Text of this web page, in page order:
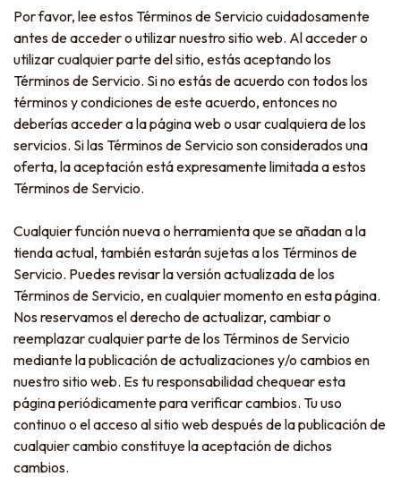
Por favor, lee estos Términos de Servicio cuidadosamente
antes de acceder o utilizar nuestro sitio web. Al acceder o
utilizar cualquier parte del sitio, estás aceptando los
Términos de Servicio. Si no estás de acuerdo con todos los
términos y condiciones de este acuerdo, entonces no
deberías acceder a la página web o usar cualquiera de los
servicios. Si las Términos de Servicio son considerados una
oferta, la aceptación está expresamente limitada a estos
Términos de Servicio.
Cualquier función nueva o herramienta que se añadan a la
tienda actual, también estarán sujetas a los Términos de
Servicio. Puedes revisar la versión actualizada de los
Términos de Servicio, en cualquier momento en esta página.
Nos reservamos el derecho de actualizar, cambiar o
reemplazar cualquier parte de los Términos de Servicio
mediante la publicación de actualizaciones y/o cambios en
nuestro sitio web. Es tu responsabilidad chequear esta
página periódicamente para verificar cambios. Tu uso
continuo o el acceso al sitio web después de la publicación de
cualquier cambio constituye la aceptación de dichos
cambios.